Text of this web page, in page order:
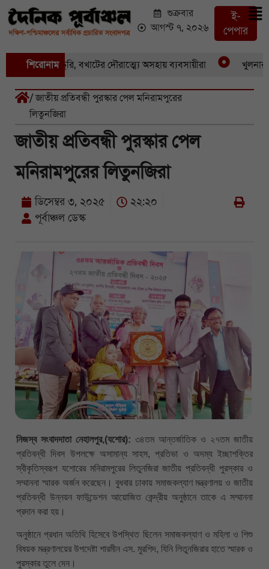
শুক্রবার
আগস্ট ৭, ২০২৬
ই-
পেপার
শিরোনাম
পর একচুরি, বখাটের দৌরাত্ম্যে অসহায় ব্যবসায়ীরা খুলনার
/ জাতীয় প্রতিবন্ধী পুরস্কার পেল মনিরামপুরের
লিতুনজিরা
জাতীয় প্রতিবন্ধী পুরস্কার পেল
মনিরামপুরের লিতুনজিরা
ডিসেম্বর ৩, ২০২৫
২২:২০
পূর্বাঞ্চল ডেস্ক
নিজস্ব সংবাদদাতা নেহালপুর,(যশোর): ৩৪তম আন্তর্জাতিক ও ২৭তম জাতীয়
প্রতিবন্ধী দিবস উপলক্ষে অসামান্য সাহস, প্রতিভা ও অদম্য ইচ্ছাশক্তির
স্বীকৃতিস্বরূপ যশোরের মনিরামপুরের লিতুনজিরা জাতীয় প্রতিবন্ধী পুরস্কার ও
সম্মাননা স্মারক অর্জন করেছেন। বুধবার ঢাকায় সমাজকল্যাণ মন্ত্রণালয় ও জাতীয়
প্রতিবন্ধী উন্নয়ন ফাউন্ডেশন আয়োজিত কেন্দ্রীয় অনুষ্ঠানে তাকে এ সম্মাননা
প্রদান করা হয়।
অনুষ্ঠানে প্রধান অতিথি হিসেবে উপস্থিত ছিলেন সমাজকল্যাণ ও মহিলা ও শিশু
বিষয়ক মন্ত্রণালয়ের উপদেষ্টা শারমীন এস. মুরশিদ, যিনি লিতুনজিরার হাতে স্মারক ও
পুরস্কার তুলে দেন।